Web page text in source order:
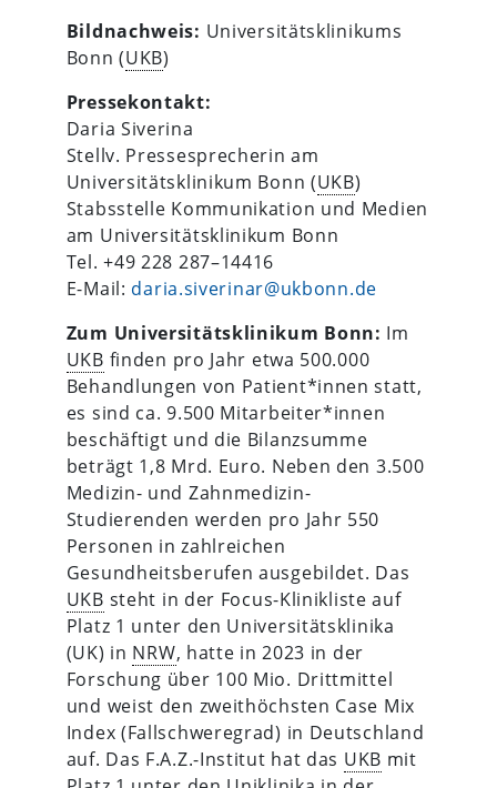
Bildnachweis: Universitätsklinikums
Bonn (UKB)
Pressekontakt:
Daria Siverina
Stellv. Pressesprecherin am
Universitätsklinikum Bonn (UKB)
Stabsstelle Kommunikation und Medien
am Universitätsklinikum Bonn
Tel. +49 228 287–14416
E-Mail: daria.siverinar@ukbonn.de
Zum Universitätsklinikum Bonn: Im
UKB finden pro Jahr etwa 500.000
Behandlungen von Patient*innen statt,
es sind ca. 9.500 Mitarbeiter*innen
beschäftigt und die Bilanzsumme
beträgt 1,8 Mrd. Euro. Neben den 3.500
Medizin- und Zahnmedizin-
Studierenden werden pro Jahr 550
Personen in zahlreichen
Gesundheitsberufen ausgebildet. Das
UKB steht in der Focus-Klinikliste auf
Platz 1 unter den Universitätsklinika
(UK) in NRW, hatte in 2023 in der
Forschung über 100 Mio. Drittmittel
und weist den zweithöchsten Case Mix
Index (Fallschweregrad) in Deutschland
auf. Das F.A.Z.-Institut hat das UKB mit